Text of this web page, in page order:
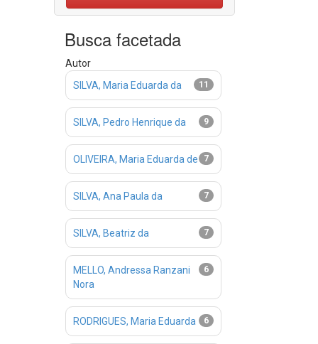
Busca facetada
Autor
11
SILVA, Maria Eduarda da
9
SILVA, Pedro Henrique da
7
OLIVEIRA, Maria Eduarda de
7
SILVA, Ana Paula da
7
SILVA, Beatriz da
6
MELLO, Andressa Ranzani
Nora
6
RODRIGUES, Maria Eduarda